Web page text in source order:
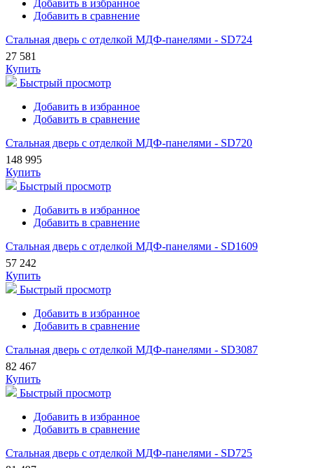
Добавить в избранное
Добавить в сравнение
Стальная дверь с отделкой МДФ-панелями - SD724
27 581
Купить
Быстрый просмотр
Добавить в избранное
Добавить в сравнение
Стальная дверь с отделкой МДФ-панелями - SD720
148 995
Купить
Быстрый просмотр
Добавить в избранное
Добавить в сравнение
Стальная дверь с отделкой МДФ-панелями - SD1609
57 242
Купить
Быстрый просмотр
Добавить в избранное
Добавить в сравнение
Стальная дверь с отделкой МДФ-панелями - SD3087
82 467
Купить
Быстрый просмотр
Добавить в избранное
Добавить в сравнение
Стальная дверь с отделкой МДФ-панелями - SD725